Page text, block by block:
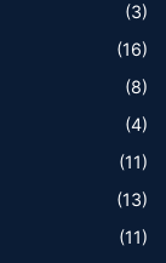
(3)
(16)
(8)
(4)
(11)
(13)
(11)